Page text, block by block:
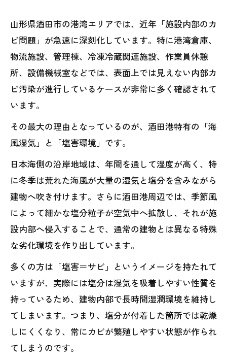
由
6．MIST工法Ⓡカビバスターズ仙台による港
湾施設専門除カビ施工
7．山形県の港湾施設を長期的に守るために
必要な予防管理方法
山形県酒田市の港湾エリアでは、近年「施設内部のカ
ビ問題」が急速に深刻化しています。特に港湾倉庫、
物流施設、管理棟、冷凍冷蔵関連施設、作業員休憩
所、設備機械室などでは、表面上では見えない内部カ
ビ汚染が進行しているケースが非常に多く確認されて
います。
その最大の理由となっているのが、酒田港特有の「海
風湿気」と「塩害環境」です。
日本海側の沿岸地域は、年間を通して湿度が高く、特
に冬季は荒れた海風が大量の湿気と塩分を含みながら
建物へ吹き付けます。さらに酒田港周辺では、季節風
によって細かな塩分粒子が空気中へ拡散し、それが施
設内部へ侵入することで、通常の建物とは異なる特殊
な劣化環境を作り出しています。
多くの方は「塩害＝サビ」というイメージを持たれて
いますが、実際には塩分は湿気を吸着しやすい性質を
持っているため、建物内部で長時間湿潤環境を維持し
てしまいます。つまり、塩分が付着した箇所では乾燥
しにくくなり、常にカビが繁殖しやすい状態が作られ
てしまうのです。